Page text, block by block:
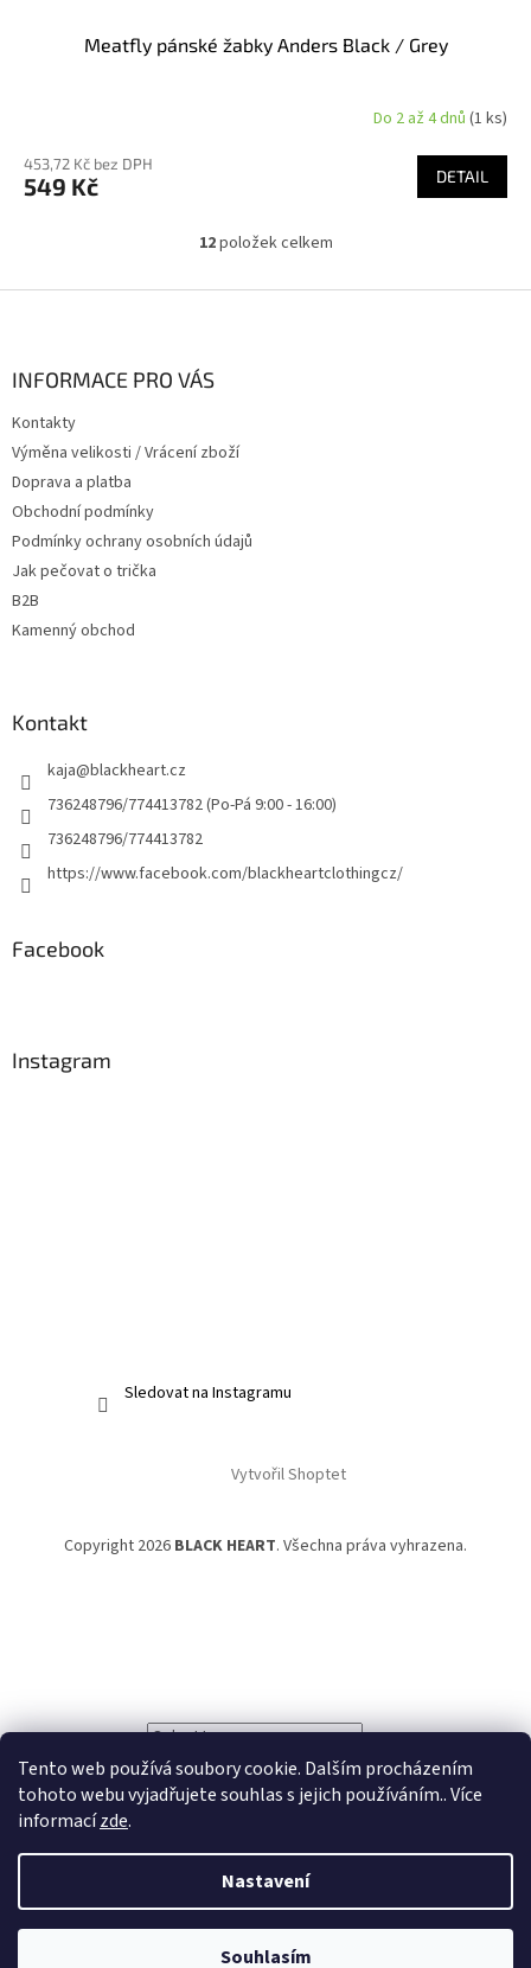
Tento web používá soubory cookie. Dalším procházením
tohoto webu vyjadřujete souhlas s jejich používáním.. Více
informacízde.
Nastavení
Souhlasím
Meatfly pánské žabky Anders Black / Grey
Do 2 až 4 dnů (1 ks)
453,72 Kč bez DPH
549 Kč DETAIL
O
l
12položek celkem
INFORMACE PRO VÁS
Kontakty
Výměna velikosti / Vrácení zboží
Doprava a platba
Obchodní podmínky
Podmínky ochrany osobních údajů
Jak pečovat o trička
B2B
Kamenný obchod
Kontakt
kaja@blackheart.cz
736248796/774413782 (Po-Pá 9:00 - 16:00)
736248796/774413782
https://www.facebook.com/blackheartclothingcz/
Facebook
Instagram
Sledovat na Instagramu
Vytvořil Shoptet
Copyright 2026 BLACK HEART. Všechna práva vyhrazena.
Powered by Translate